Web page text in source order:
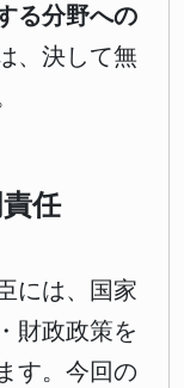
る分野への
、決して無
任
には、国家
財政政策を
す。今回の